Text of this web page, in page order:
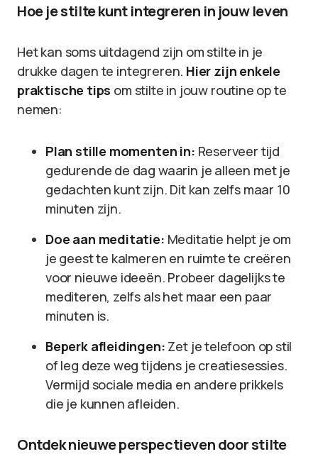
Hoe je stilte kunt integreren in jouw leven
Het kan soms uitdagend zijn om stilte in je
drukke dagen te integreren. Hier zijn enkele
praktische tips om stilte in jouw routine op te
nemen:
Plan stille momenten in: Reserveer tijd
gedurende de dag waarin je alleen met je
gedachten kunt zijn. Dit kan zelfs maar 10
minuten zijn.
Doe aan meditatie: Meditatie helpt je om
je geest te kalmeren en ruimte te creëren
voor nieuwe ideeën. Probeer dagelijks te
mediteren, zelfs als het maar een paar
minuten is.
Beperk afleidingen: Zet je telefoon op stil
of leg deze weg tijdens je creatiesessies.
Vermijd sociale media en andere prikkels
die je kunnen afleiden.
Ontdek nieuwe perspectieven door stilte